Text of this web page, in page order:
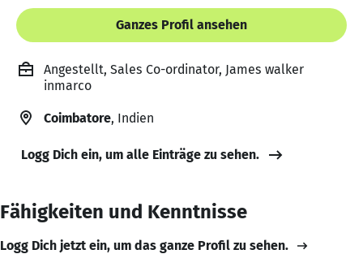
Ganzes Profil ansehen
Angestellt, Sales Co-ordinator, James walker
inmarco
Coimbatore, Indien
Logg Dich ein, um alle Einträge zu sehen.
Fähigkeiten und Kenntnisse
Logg Dich jetzt ein, um das ganze Profil zu sehen.